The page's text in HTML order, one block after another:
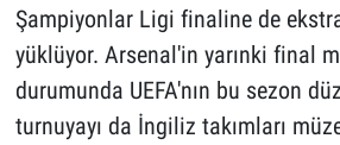
Şampiyonlar Ligi finaline de
yüklüyor. Arsenal'in yarınki final
durumunda UEFA'nın bu sezon
turnuyayı da İngiliz takımları